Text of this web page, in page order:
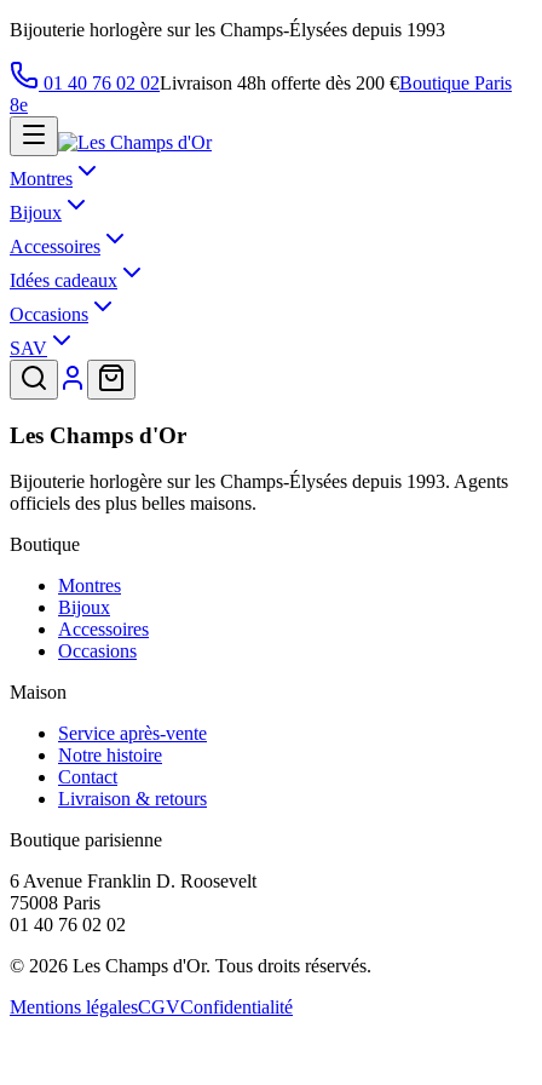
Bijouterie horlogère sur les Champs-Élysées depuis 1993
01 40 76 02 02Livraison 48h offerte dès 200 €Boutique Paris
8e
Montres
Bijoux
Accessoires
Idées cadeaux
Occasions
SAV
Les Champs d'Or
Bijouterie horlogère sur les Champs-Élysées depuis 1993. Agents
officiels des plus belles maisons.
Boutique
Montres
Bijoux
Accessoires
Occasions
Maison
Service après-vente
Notre histoire
Contact
Livraison & retours
Boutique parisienne
6 Avenue Franklin D. Roosevelt
75008 Paris
01 40 76 02 02
© 2026 Les Champs d'Or. Tous droits réservés.
Mentions légalesCGVConfidentialité